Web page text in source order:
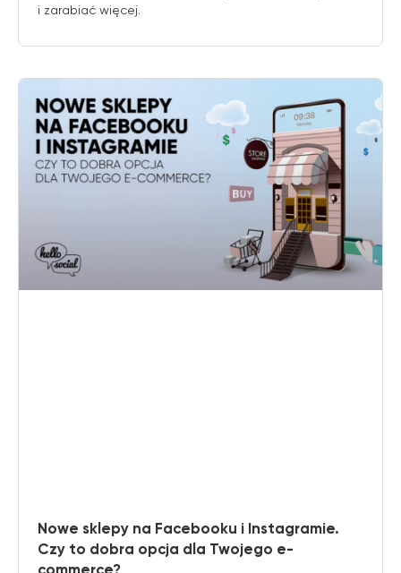
i zarabiać więcej.
Nowe sklepy na Facebooku i Instagramie.
Czy to dobra opcja dla Twojego e-